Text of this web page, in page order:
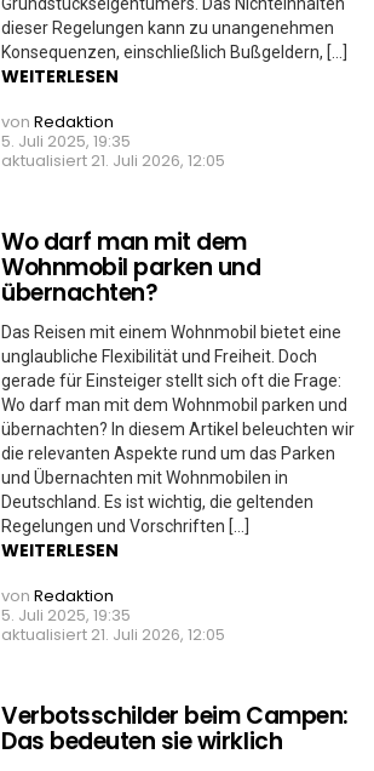
dieser Regelungen kann zu unangenehmen
Konsequenzen, einschließlich Bußgeldern, […]
WEITERLESEN
von Redaktion
5. Juli 2025, 19:35
aktualisiert 21. Juli 2026, 12:05
Wo darf man mit dem
Wohnmobil parken und
übernachten?
Das Reisen mit einem Wohnmobil bietet eine
unglaubliche Flexibilität und Freiheit. Doch
gerade für Einsteiger stellt sich oft die Frage:
Wo darf man mit dem Wohnmobil parken und
übernachten? In diesem Artikel beleuchten wir
die relevanten Aspekte rund um das Parken
und Übernachten mit Wohnmobilen in
Deutschland. Es ist wichtig, die geltenden
Regelungen und Vorschriften […]
WEITERLESEN
von Redaktion
5. Juli 2025, 19:35
aktualisiert 21. Juli 2026, 12:05
Verbotsschilder beim Campen:
Das bedeuten sie wirklich